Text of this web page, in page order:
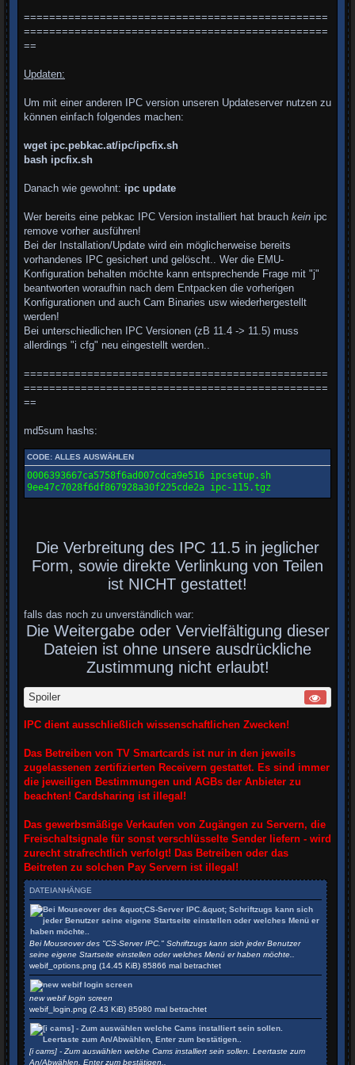
================================================
================================================
==
Updaten:
Um mit einer anderen IPC version unseren Updateserver nutzen zu
können einfach folgendes machen:
wget ipc.pebkac.at/ipc/ipcfix.sh
bash ipcfix.sh
Danach wie gewohnt: ipc update
Wer bereits eine pebkac IPC Version installiert hat brauch kein ipc
remove vorher ausführen!
Bei der Installation/Update wird ein möglicherweise bereits
vorhandenes IPC gesichert und gelöscht.. Wer die EMU-
Konfiguration behalten möchte kann entsprechende Frage mit "j"
beantworten woraufhin nach dem Entpacken die vorherigen
Konfigurationen und auch Cam Binaries usw wiederhergestellt
werden!
Bei unterschiedlichen IPC Versionen (zB 11.4 -> 11.5) muss
allerdings "i cfg" neu eingestellt werden..
================================================
================================================
==
md5sum hashs:
CODE: ALLES AUSWÄHLEN
0006393667ca5758f6ad007cdca9e516 ipcsetup.sh
9ee47c7028f6df867928a30f225cde2a ipc-115.tgz
Die Verbreitung des IPC 11.5 in jeglicher
Form, sowie direkte Verlinkung von Teilen
ist NICHT gestattet!
falls das noch zu unverständlich war:
Die Weitergabe oder Vervielfältigung dieser
Dateien ist ohne unsere ausdrückliche
Zustimmung nicht erlaubt!
Spoiler
IPC dient ausschließlich wissenschaftlichen Zwecken!
Das Betreiben von TV Smartcards ist nur in den jeweils
zugelassenen zertifizierten Receivern gestattet. Es sind immer
die jeweiligen Bestimmungen und AGBs der Anbieter zu
beachten! Cardsharing ist illegal!
Das gewerbsmäßige Verkaufen von Zugängen zu Servern, die
Freischaltsignale für sonst verschlüsselte Sender liefern - wird
zurecht strafrechtlich verfolgt! Das Betreiben oder das
Beitreten zu solchen Pay Servern ist illegal!
DATEIANHÄNGE
Bei Mouseover des "CS-Server IPC." Schriftzugs kann sich jeder Benutzer
seine eigene Startseite einstellen oder welches Menü er haben möchte..
webif_options.png (14.45 KiB) 85866 mal betrachtet
new webif login screen
webif_login.png (2.43 KiB) 85980 mal betrachtet
[i cams] - Zum auswählen welche Cams installiert sein sollen. Leertaste zum
An/Abwählen, Enter zum bestätigen..